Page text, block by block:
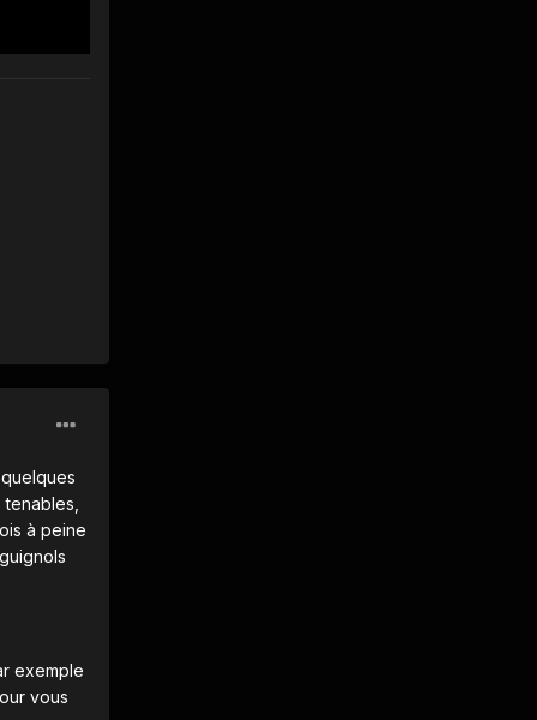
à peine
exemple
vous